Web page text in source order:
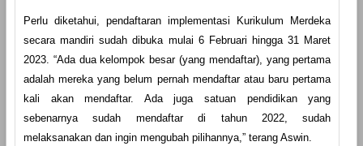
Perlu diketahui, pendaftaran implementasi Kurikulum Merdeka
secara mandiri sudah dibuka mulai 6 Februari hingga 31 Maret
2023. “Ada dua kelompok besar (yang mendaftar), yang pertama
adalah mereka yang belum pernah mendaftar atau baru pertama
kali akan mendaftar. Ada juga satuan pendidikan yang
sebenarnya sudah mendaftar di tahun 2022, sudah
melaksanakan dan ingin mengubah pilihannya,” terang Aswin.